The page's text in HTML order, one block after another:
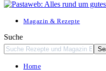
Magazin & Rezepte
Suche
Home